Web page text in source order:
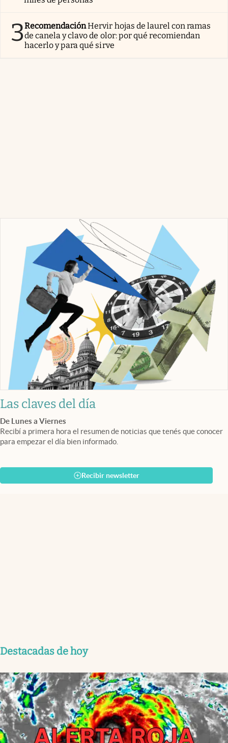
3RecomendaciónHervir hojas de laurel con ramas
de canela y clavo de olor: por qué recomiendan
hacerlo y para qué sirve
Las claves del día
De Lunes a Viernes
Recibí a primera hora el resumen de noticias que tenés que conocer
para empezar el día bien informado.
Recibir newsletter
Destacadas de hoy